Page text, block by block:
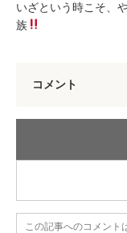
いざという時こそ、
族
コメント
この記事へのコメント